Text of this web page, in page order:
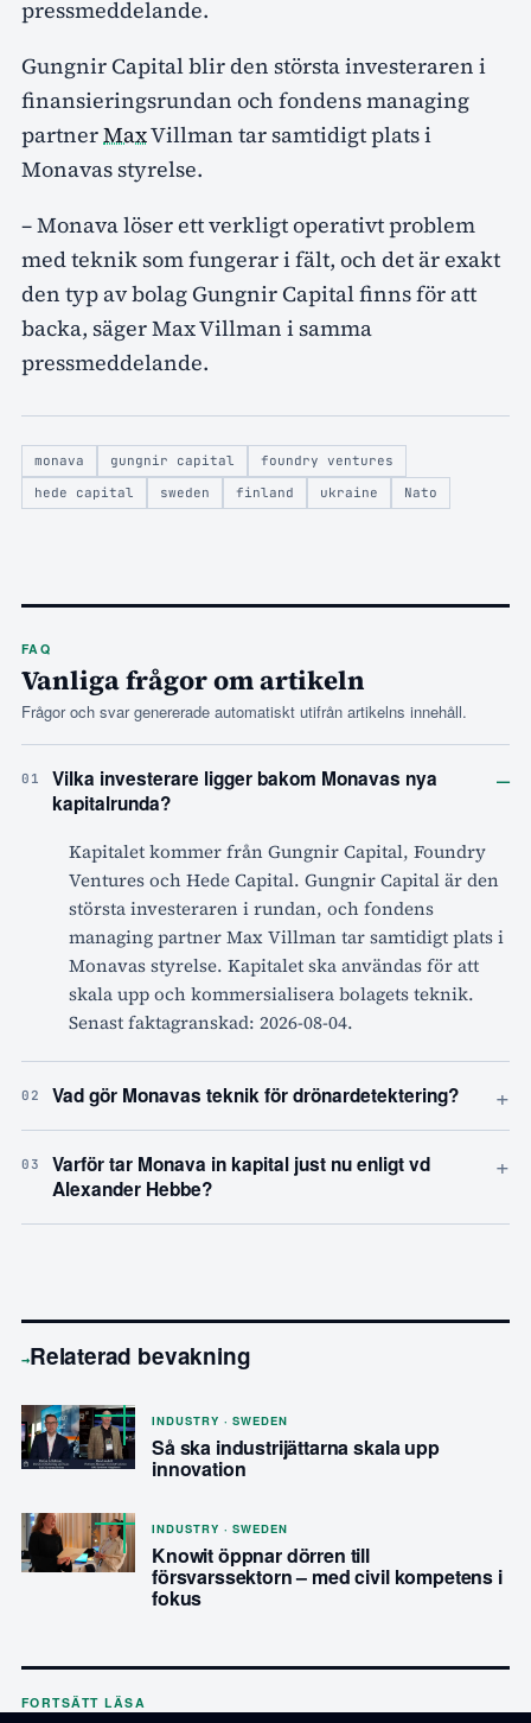
pressmeddelande.
Gungnir Capital blir den största investeraren i
finansieringsrundan och fondens managing
partnerMaxVillman tar samtidigt plats i
Monavas styrelse.
– Monava löser ett verkligt operativt problem
med teknik som fungerar i fält, och det är exakt
den typ av bolag Gungnir Capital finns för att
backa, säger Max Villman i samma
pressmeddelande.
monava gungnir capital
foundry ventures
hede capital
sweden finland ukraine Nato
FAQ
Vanliga frågor om artikeln
Frågor och svar genererade automatiskt utifrån artikelns innehåll.
01
Vilka investerare ligger bakom Monavas nya
kapitalrunda?
–
Kapitalet kommer från Gungnir Capital, Foundry
Ventures och Hede Capital. Gungnir Capital är den
största investeraren i rundan, och fondens
managing partner Max Villman tar samtidigt plats i
Monavas styrelse. Kapitalet ska användas för att
skala upp och kommersialisera bolagets teknik.
Senast faktagranskad: 2026-08-04.
02 Vad gör Monavas teknik för drönardetektering? +
03
Varför tar Monava in kapital just nu enligt vd
Alexander Hebbe?
+
→Relaterad bevakning
INDUSTRY · SWEDEN
Så ska industrijättarna skala upp
innovation
INDUSTRY · SWEDEN
Knowit öppnar dörren till
försvarssektorn – med civil kompetens i
fokus
FORTSÄTT LÄSA